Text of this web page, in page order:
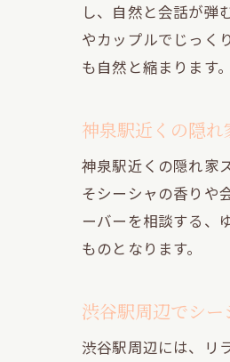
し、自然と会話が弾
やカップルでじっく
も自然と縮まります。
神泉駅近くの隠
神泉駅近くの隠れ家
そシーシャの香りや
ーバーを相談する、
ものとなります。
渋谷駅周辺でシ
渋谷駅周辺には、リ